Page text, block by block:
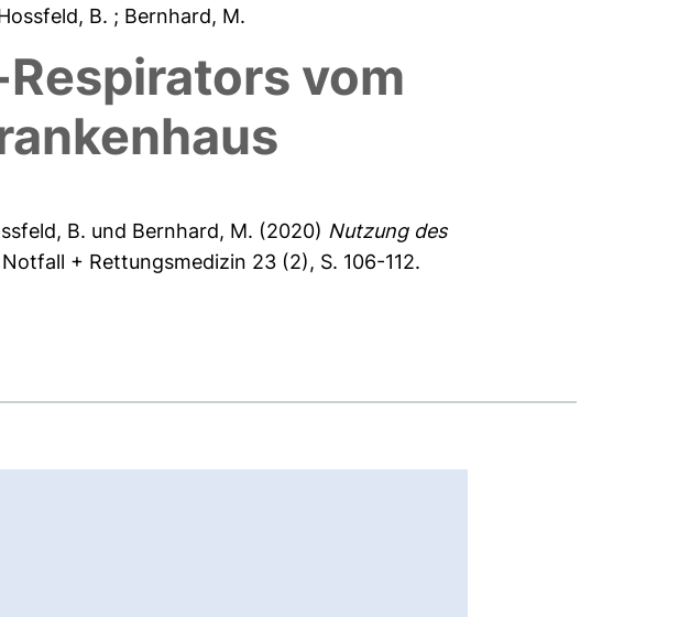
B. ; Bernhard, M.
vom
B. und Bernhard, M. (2020) Nutzung des
Notfall + Rettungsmedizin 23 (2), S. 106-112.